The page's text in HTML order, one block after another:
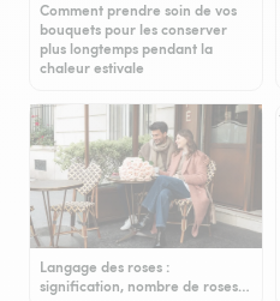
Comment prendre soin de vos
bouquets pour les conserver
plus longtemps pendant la
chaleur estivale
Langage des roses :
signification, nombre de roses…